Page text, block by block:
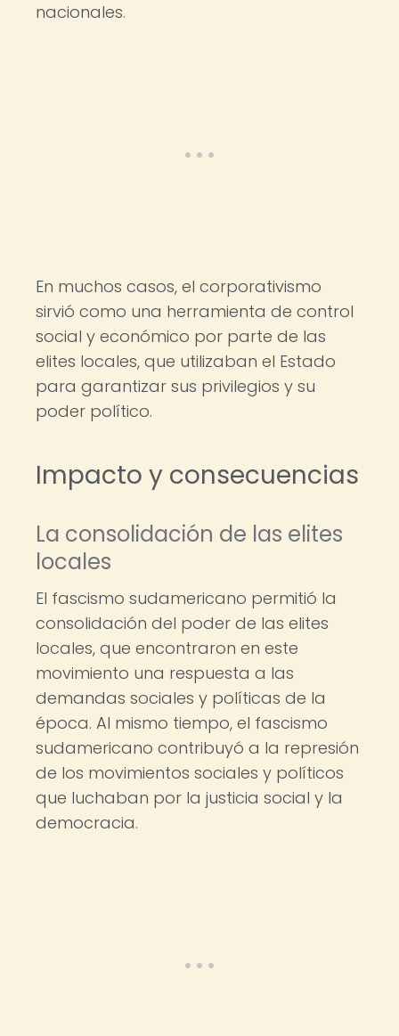
nacionales.
En muchos casos, el corporativismo
sirvió como una herramienta de control
social y económico por parte de las
elites locales, que utilizaban el Estado
para garantizar sus privilegios y su
poder político.
Impacto y consecuencias
La consolidación de las elites
locales
El fascismo sudamericano permitió la
consolidación del poder de las elites
locales, que encontraron en este
movimiento una respuesta a las
demandas sociales y políticas de la
época. Al mismo tiempo, el fascismo
sudamericano contribuyó a la represión
de los movimientos sociales y políticos
que luchaban por la justicia social y la
democracia.